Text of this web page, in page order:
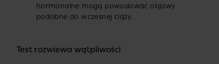
hormonalne mogą powodować objawy
podobne do wczesnej ciąży.
Test rozwiewa wątpliwości